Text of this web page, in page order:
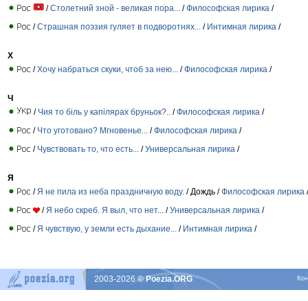
/Столетний зной - великая пора... /Философская лирика /
/Страшная поэзия гуляет в подворотнях... / Интимная лирика /
Х
/Хочу набраться скуки, чтоб за нею... /Философская лирика /
Ч
/ Чия то біль у капілярах бруньок?.. /Философская лирика /
/ Что уготовано? Мгновенье... /Философская лирика /
/ Чувствовать то, что есть... /Универсальная лирика /
Я
/ Я не пила из неба праздничную воду. / Дождь /Философская лирика /
/ Я небо скреб. Я выл, что нет... /Универсальная лирика /
/ Я чувствую, у земли есть дыхание... / Интимная лирика /
2003-2026© Poezia.ORG